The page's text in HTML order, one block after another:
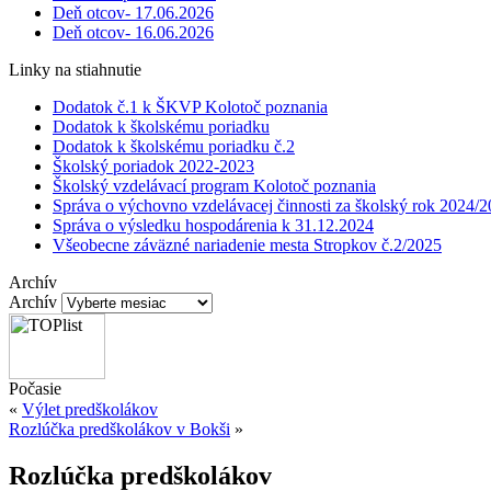
Deň otcov- 17.06.2026
Deň otcov- 16.06.2026
Linky na stiahnutie
Dodatok č.1 k ŠKVP Kolotoč poznania
Dodatok k školskému poriadku
Dodatok k školskému poriadku č.2
Školský poriadok 2022-2023
Školský vzdelávací program Kolotoč poznania
Správa o výchovno vzdelávacej činnosti za školský rok 2024/
Správa o výsledku hospodárenia k 31.12.2024
Všeobecne záväzné nariadenie mesta Stropkov č.2/2025
Archív
Archív
Počasie
« Výlet predškolákov
Rozlúčka predškolákov v Bokši »
Rozlúčka predškolákov